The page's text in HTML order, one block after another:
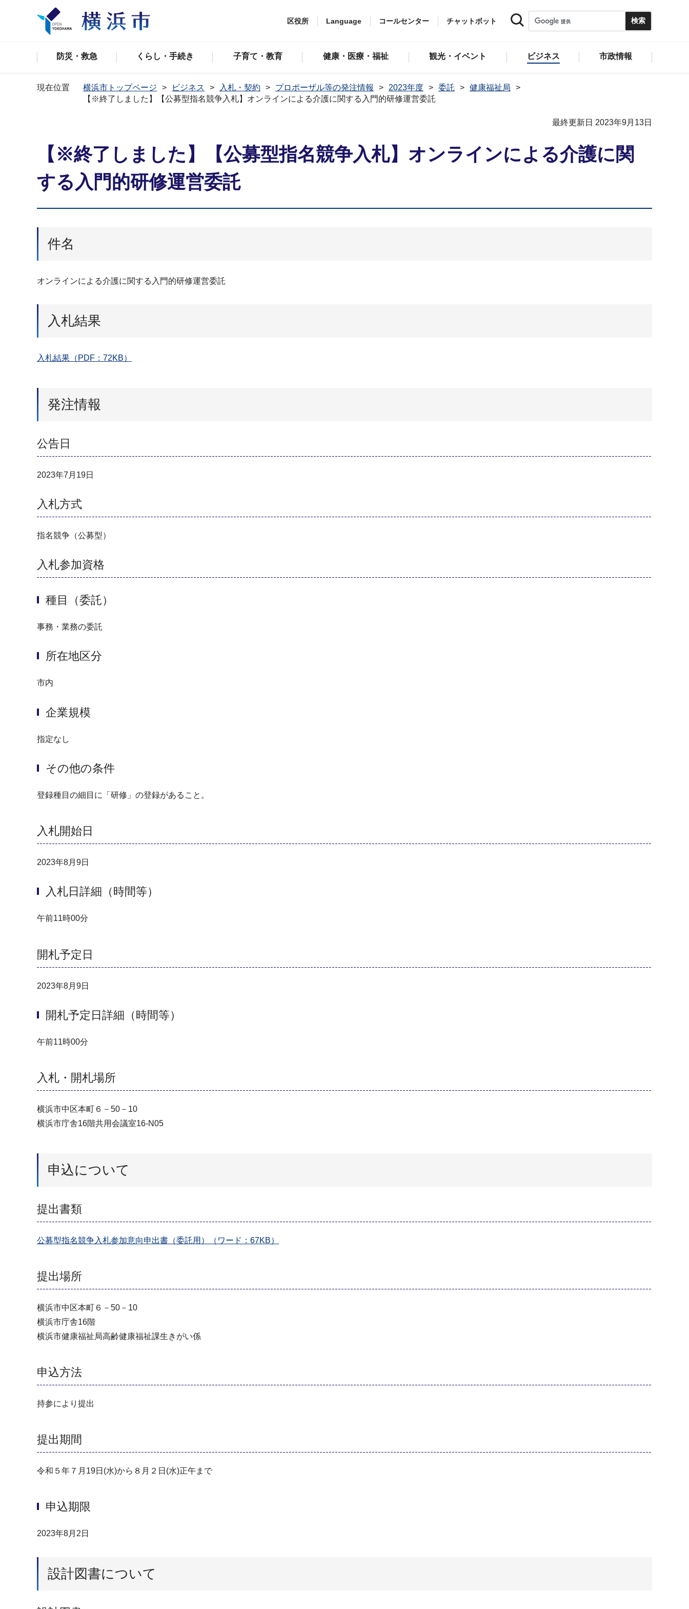
区役所 Language コールセンター チャットボット
防災・救急 くらし・手続き 子育て・教育 健康・医療・福祉 観光・イベント ビジネス 市政情報
現在位置 横浜市トップページ ビジネス 入札・契約 プロポーザル等の発注情報 2023年度 委託
健康福祉局
【※終了しました】【公募型指名競争入札】オンラインによる介護に関する入門的研修運営委託
最終更新日 2023年9月13日
【※終了しました】【公募型指名競争入札】オンラインによる介護に関
する入門的研修運営委託
件名
オンラインによる介護に関する入門的研修運営委託
入札結果
入札結果（PDF：72KB）
発注情報
公告日
2023年7月19日
入札方式
指名競争（公募型）
入札参加資格
種目（委託）
事務・業務の委託
所在地区分
市内
企業規模
指定なし
その他の条件
登録種目の細目に「研修」の登録があること。
入札開始日
2023年8月9日
入札日詳細（時間等）
午前11時00分
開札予定日
2023年8月9日
開札予定日詳細（時間等）
午前11時00分
入札・開札場所
横浜市中区本町６－50－10
横浜市庁舎16階共用会議室16-N05
申込について
提出書類
公募型指名競争入札参加意向申出書（委託用）（ワード：67KB）
提出場所
横浜市中区本町６－50－10
横浜市庁舎16階
横浜市健康福祉局高齢健康福祉課生きがい係
申込方法
持参により提出
提出期間
令和５年７月19日(水)から８月２日(水)正午まで
申込期限
2023年8月2日
設計図書について